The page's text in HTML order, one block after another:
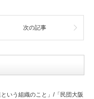
次の記事
いう組織のこと」/「民団大阪